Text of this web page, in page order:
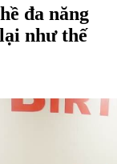
đa năng
như thế